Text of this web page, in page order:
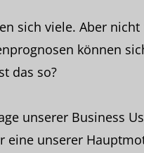
sich viele. Aber
können
das so?
unserer Business
eine unserer